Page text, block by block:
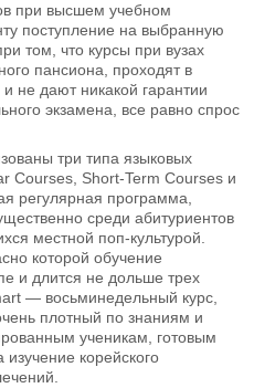
при высшем учебном
поступление на выбранную
том, что курсы при вузах
пансиона, проходят в
не дают никакой гарантии
экзамена, все равно спрос
три типа языковых
Courses, Short-Term Courses и
регулярная программа,
среди абитуриентов
местной поп-культурой.
которой обучение
и длится не дольше трех
— восьминедельный курс,
плотный по знаниям и
ученикам, готовым
изучение корейского